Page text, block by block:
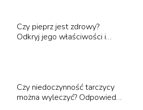
Czy pieprz jest zdrowy?
Odkryj jego właściwości i
Czy niedoczynność tarczycy
można wyleczyć? Odpowiedzi